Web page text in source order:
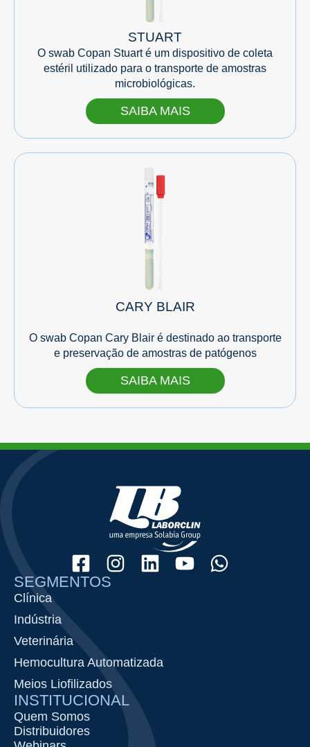
STUART
O swab Copan Stuart é um dispositivo de coleta
estéril utilizado para o transporte de amostras
microbiológicas.
SAIBA MAIS
CARY BLAIR
O swab Copan Cary Blair é destinado ao transporte
e preservação de amostras de patógenos
SAIBA MAIS
SEGMENTOS
Clínica
Indústria
Veterinária
Hemocultura Automatizada
Meios Liofilizados
INSTITUCIONAL
Quem Somos
Distribuidores